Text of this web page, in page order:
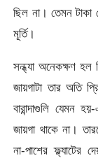
ছিল না। তেমন টাকা
মূর্তি।
সন্ধ্যা অনেকক্ষণ হল
জায়গাটা তার অতি
বারান্দাগুলি যেমন
জায়গা থাকে না।
না-পাশের ফ্ল্যাটের